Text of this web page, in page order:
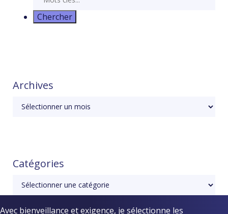
Archives
Archives
Catégories
Catégories
Avec bienveillance et exigence, je sélectionne les